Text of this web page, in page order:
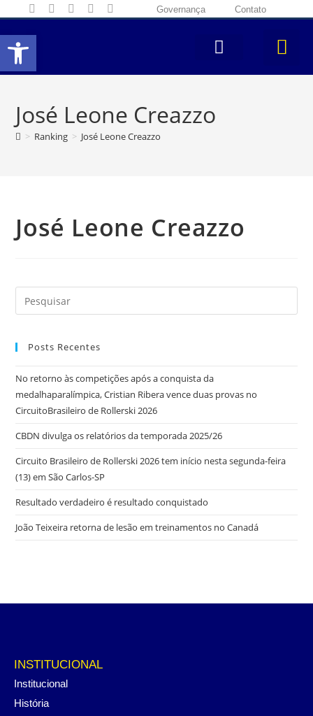
Abrir a barra de ferramentas
Governança Contato
José Leone Creazzo
> Ranking > José Leone Creazzo
José Leone Creazzo
Posts Recentes
No retorno às competições após a conquista da
medalhaparalímpica, Cristian Ribera vence duas provas no
CircuitoBrasileiro de Rollerski 2026
CBDN divulga os relatórios da temporada 2025/26
Circuito Brasileiro de Rollerski 2026 tem início nesta segunda-feira
(13) em São Carlos-SP
Resultado verdadeiro é resultado conquistado
João Teixeira retorna de lesão em treinamentos no Canadá
INSTITUCIONAL
Institucional
História